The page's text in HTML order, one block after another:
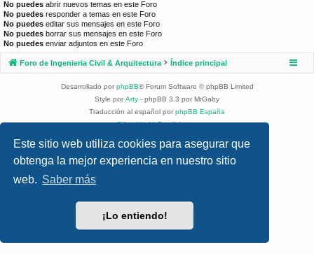
Este sitio web utiliza cookies para asegurar que
obtenga la mejor experiencia en nuestro sitio
web. Saber más
¡Lo entiendo!
No puedes abrir nuevos temas en este Foro
No puedes responder a temas en este Foro
No puedes editar sus mensajes en este Foro
No puedes borrar sus mensajes en este Foro
No puedes enviar adjuntos en este Foro
Foro de Ingenieria Civil & Arquitectura Índice principal
Desarrollado por phpBB® Forum Software © phpBB Limited
Style por Arty - phpBB 3.3 por MrGaby
Traducción al español por phpBB España
Privacidad|Condiciones